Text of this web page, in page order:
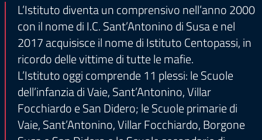
L’Istituto diventa un comprensivo nell’anno 2000
con il nome di I.C. Sant’Antonino di Susa e nel
2017 acquisisce il nome di Istituto Centopassi, in
ricordo delle vittime di tutte le mafie.
L’Istituto oggi comprende 11 plessi: le Scuole
dell’infanzia di Vaie, Sant’Antonino, Villar
Focchiardo e San Didero; le Scuole primarie di
Vaie, Sant’Antonino, Villar Focchiardo, Borgone